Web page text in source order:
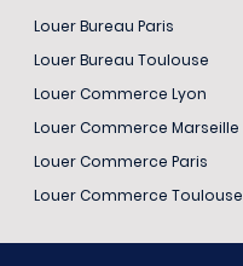
Louer Bureau Paris
Louer Bureau Toulouse
Louer Commerce Lyon
Louer Commerce Marseille
Louer Commerce Paris
Louer Commerce Toulouse